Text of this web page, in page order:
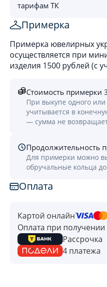
тарифам ТК
Примерка
Примерка ювелирных
осуществляется при
изделия 1500 рублей (с
Стоимость примерки
При выкупе одного
учитывается в
— сумма не
Продолжительность
Для примерки можно
обручальные кольца
Оплата
Картой онлайн
Оплата при получении
Рассрочка
4 платежа